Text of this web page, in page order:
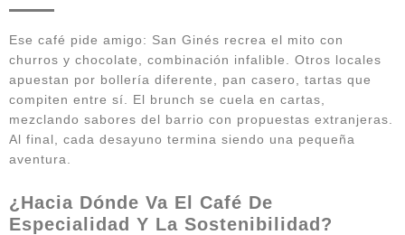
Ese café pide amigo: San Ginés recrea el mito con
churros y chocolate, combinación infalible. Otros locales
apuestan por bollería diferente, pan casero, tartas que
compiten entre sí. El brunch se cuela en cartas,
mezclando sabores del barrio con propuestas extranjeras.
Al final, cada desayuno termina siendo una pequeña
aventura.
¿Hacia Dónde Va El Café De
Especialidad Y La Sostenibilidad?